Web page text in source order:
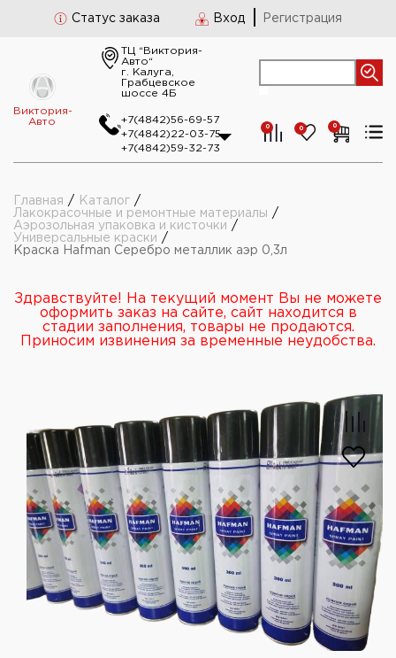
Статус заказа Вход Регистрация
Виктория-
Авто
ТЦ “Виктория-
Авто“
г. Калуга,
Грабцевское
шоссе 4Б
+7(4842)56-69-57
+7(4842)22-03-75
+7(4842)59-32-73
0 0 0
Главная / Каталог /
Лакокрасочные и ремонтные материалы /
Аэрозольная упаковка и кисточки /
Универсальные краски /
Краска Hafman Серебро металлик аэр 0,3л
Здравствуйте! На текущий момент Вы не можете
оформить заказ на сайте, сайт находится в
стадии заполнения, товары не продаются.
Приносим извинения за временные неудобства.